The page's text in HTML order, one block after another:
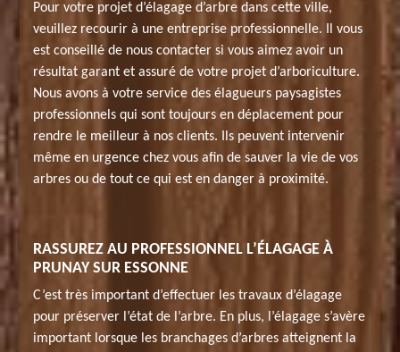
Pour votre projet d’élagage d’arbre dans cette ville,
veuillez recourir à une entreprise professionnelle. Il vous
est conseillé de nous contacter si vous aimez avoir un
résultat garant et assuré de votre projet d’arboriculture.
Nous avons à votre service des élagueurs paysagistes
professionnels qui sont toujours en déplacement pour
rendre le meilleur à nos clients. Ils peuvent intervenir
même en urgence chez vous afin de sauver la vie de vos
arbres ou de tout ce qui est en danger à proximité.
RASSUREZ AU PROFESSIONNEL L’ÉLAGAGE À
PRUNAY SUR ESSONNE
C’est très important d’effectuer les travaux d’élagage
pour préserver l’état de l’arbre. En plus, l’élagage s’avère
important lorsque les branchages d’arbres atteignent la